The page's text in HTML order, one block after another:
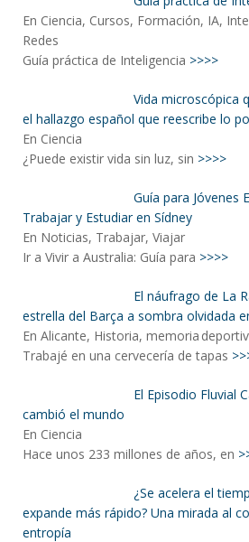
En Ciencia, Cursos, Formación, IA,
Redes
Guía práctica de Inteligencia >>>>
Vida microscópica
el hallazgo español que reescribe lo
En Ciencia
¿Puede existir vida sin luz, sin >>>>
Guía para Jóvenes
Trabajar y Estudiar en Sídney
En Noticias, Trabajar, Viajar
Ir a Vivir a Australia: Guía para >>>>
El náufrago de La
estrella del Barça a sombra olvidada
En Alicante, Historia, memoria
Trabajé en una cervecería de tapas
El Episodio Fluvial
cambió el mundo
En Ciencia
Hace unos 233 millones de años, en
¿Se acelera el
expande más rápido? Una mirada al
entropía